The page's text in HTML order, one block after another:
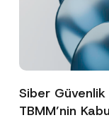
Siber Güvenlik
TBMM’nin